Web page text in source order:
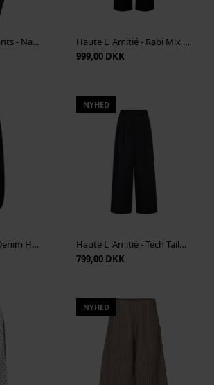
Prepair - Celine Pants - Navy
Haute L' Amitié - Rabi Mix Pocket Pant - Dusty Mocca
999,00 DKK
Haute L' Amitié - Denim Harem Pant Black - Black
NYHED
Haute L' Amitié - Tech Tailor Pant - Antracit
799,00 DKK
NYHED